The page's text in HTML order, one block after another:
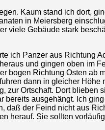
Kaum stand ich dort,
in Meiersberg
viele Gebäude stark
ich Panzer aus Richtung
und gingen oben im
bogen Richtung Osten ab
dann in gleicher Höhe
zur Ortschaft. Dort blieben
bereits ausgehängt. Ich
daß der Feind nicht aus
herauf. Sie sollten